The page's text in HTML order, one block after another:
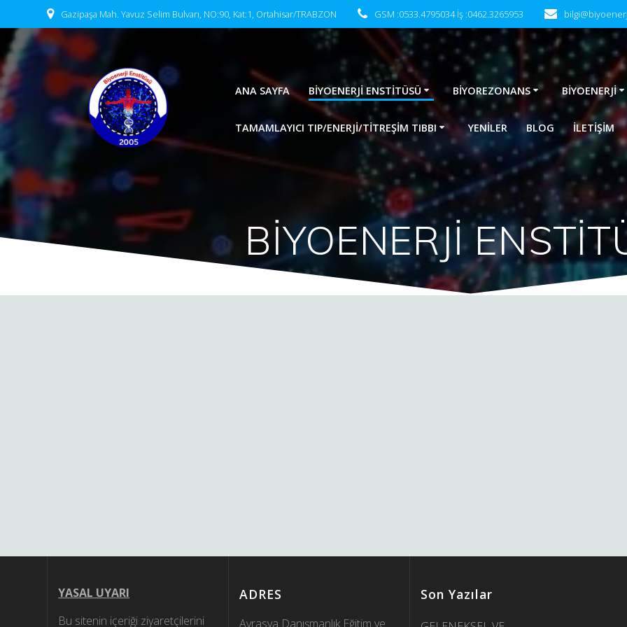
to
content
Gazipaşa Mah. Yavuz Selim Bulvarı, NO:90, Kat:1, Ortahisar/TRABZON GSM :0533.4795034 İş :0462.3265953
ANA SAYFA BİYOENERJİ ENSTİTÜSÜ BİYOREZONANS BİYOENERJİ
TAMAMLAYICI TIP/ENERJİ/TİTREŞİM TIBBI YENİLER BLOG İLETIŞIM
BİYOENERJİ
YASAL UYARI
Bu sitenin içeriği ziyaretçilerini
ADRES
Avrasya Danışmanlık Eğitim ve
Son Yazılar